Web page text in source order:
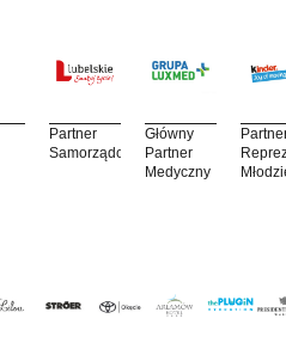
Partner
Samorządowy
Główny
Partner
Medyczny